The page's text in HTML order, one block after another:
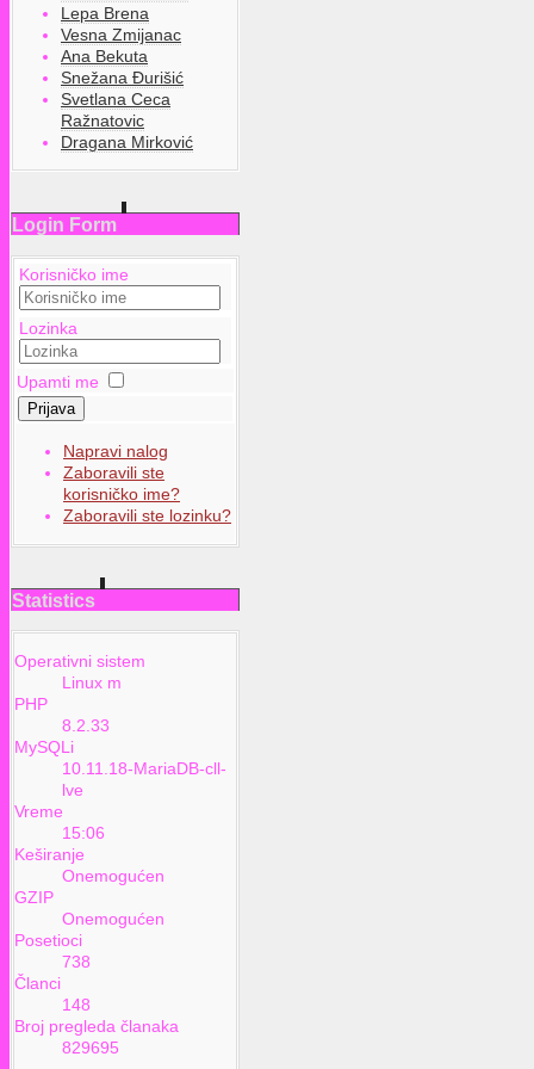
Lepa Brena
Vesna Zmijanac
Ana Bekuta
Snežana Đurišić
Svetlana Ceca
Ražnatovic
Dragana Mirković
Login Form
Korisničko ime
Lozinka
Upamti me
Prijava
Napravi nalog
Zaboravili ste
korisničko ime?
Zaboravili ste lozinku?
Statistics
Operativni sistem
Linux m
PHP
8.2.33
MySQLi
10.11.18-MariaDB-cll-
lve
Vreme
15:06
Keširanje
Onemogućen
GZIP
Onemogućen
Posetioci
738
Članci
148
Broj pregleda članaka
829695